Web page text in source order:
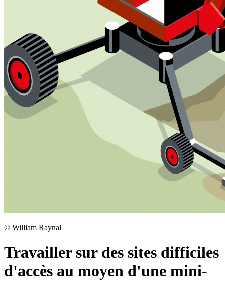
© William Raynal
Travailler sur des sites difficiles
d'accès au moyen d'une mini-